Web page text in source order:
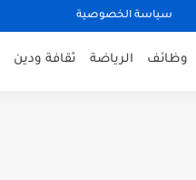
سياسة الخصوصية
وظائف الرياضة ثقافة ودين